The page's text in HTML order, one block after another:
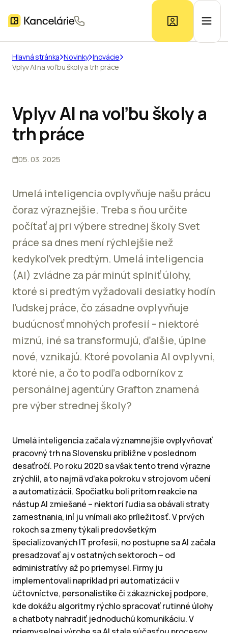
Prieskum trhu
Hlavná stránka Novinky Inovácie
Vplyv AI na voľbu školy a trh práce
Vplyv AI na voľbu školy a
trh práce
05. 03. 2025
Umelá inteligencia ovplyvňuje našu prácu
čoraz výraznejšie. Treba s ňou určite
počítať aj pri výbere strednej školy Svet
práce sa dnes mení rýchlejšie než
kedykoľvek predtým. Umelá inteligencia
(AI) zvládne za pár minút splniť úlohy,
ktoré si predtým vyžadovali desiatky hodín
ľudskej práce, čo zásadne ovplyvňuje
budúcnosť mnohých profesií – niektoré
miznú, iné sa transformujú, ďalšie, úplne
nové, vznikajú. Ktoré povolania AI ovplyvní,
ktoré nie, a čo to podľa odborníkov z
personálnej agentúry Grafton znamená
pre výber strednej školy?
Umelá inteligencia začala významnejšie ovplyvňovať
pracovný trh na Slovensku približne v poslednom
desaťročí. Po roku 2020 sa však tento trend výrazne
zrýchlil, a to najmä vďaka pokroku v strojovom učení
a automatizácii. Spočiatku boli pritom reakcie na
nástup AI zmiešané – niektorí ľudia sa obávali straty
zamestnania, iní ju vnímali ako príležitosť. V prvých
rokoch sa zmeny týkali predovšetkým
špecializovaných IT profesií, no postupne sa AI začala
presadzovať aj v ostatných sektoroch – od
administratívy až po priemysel. Firmy ju
implementovali napríklad pri automatizácii v
účtovníctve, personalistike či zákazníckej podpore,
kde dokážu algoritmy rýchlo spracovať rutinné úlohy
a chatboty nahradiť jednoduchú komunikáciu. V